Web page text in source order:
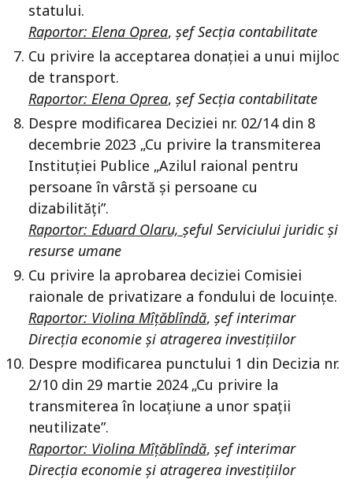
statului.
Raportor: Elena Oprea, șef Secția contabilitate
Cu privire la acceptarea donației a unui mijloc
de transport.
Raportor: Elena Oprea, șef Secția contabilitate
Despre modificarea Deciziei nr. 02/14 din 8
decembrie 2023 „Cu privire la transmiterea
Instituției Publice „Azilul raional pentru
persoane în vârstă și persoane cu
dizabilități”.
Raportor: Eduard Olaru, șeful Serviciului juridic și
resurse umane
Cu privire la aprobarea deciziei Comisiei
raionale de privatizare a fondului de locuințe.
Raportor: Violina Mîțăblîndă, șef interimar
Direcția economie și atragerea investițiilor
Despre modificarea punctului 1 din Decizia nr.
2/10 din 29 martie 2024 „Cu privire la
transmiterea în locațiune a unor spații
neutilizate”.
Raportor: Violina Mîțăblîndă, șef interimar
Direcția economie și atragerea investițiilor